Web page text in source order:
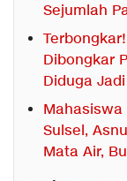
Sejumlah
Dibongkar
Diduga
Mahasiswa
Sulsel,
Mata Air,